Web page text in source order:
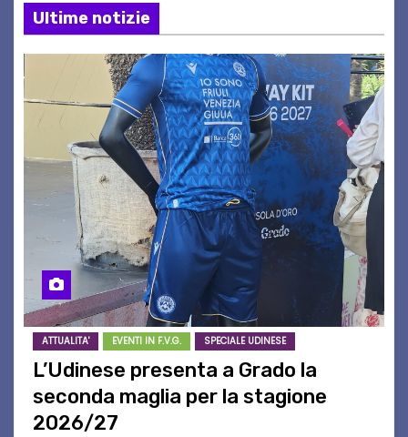
Ultime notizie
ATTUALITA' EVENTI IN F.V.G. SPECIALE UDINESE
L’Udinese presenta a Grado la
seconda maglia per la stagione
2026/27